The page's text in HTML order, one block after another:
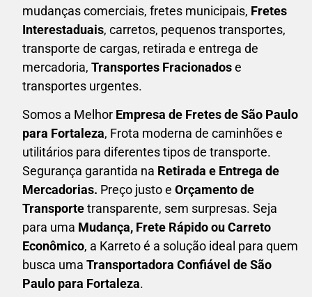
mudanças comerciais, fretes municipais, Fretes
Interestaduais, carretos, pequenos transportes,
transporte de cargas, retirada e entrega de
mercadoria, Transportes Fracionadose
transportes urgentes.
Somos a Melhor Empresa de Fretesde São Paulo
para Fortaleza, Frota moderna de caminhões e
utilitários para diferentes tipos de transporte.
Segurança garantida na Retirada e Entrega de
Mercadorias. Preço justo e Orçamento de
Transportetransparente, sem surpresas. Seja
para uma Mudança, Frete Rápido ou Carreto
Econômico, a Karretoé a solução ideal para quem
busca uma Transportadora Confiável de São
Paulo para Fortaleza.